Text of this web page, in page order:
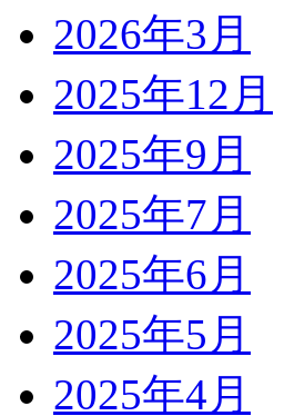
2026年3月
2025年12月
2025年9月
2025年7月
2025年6月
2025年5月
2025年4月